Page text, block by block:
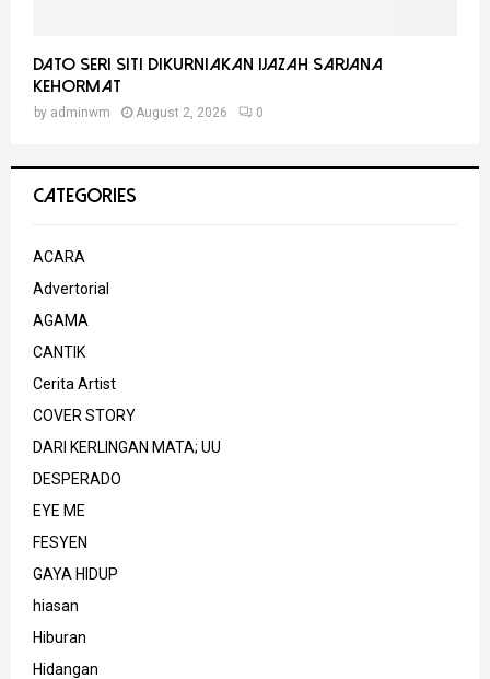
Dato Seri Siti Dikurniakan Ijazah Sarjana
Kehormat
by adminwm August 2, 2026 0
CATEGORIES
ACARA
Advertorial
AGAMA
CANTIK
Cerita Artist
COVER STORY
DARI KERLINGAN MATA; UU
DESPERADO
EYE ME
FESYEN
GAYA HIDUP
hiasan
Hiburan
Hidangan